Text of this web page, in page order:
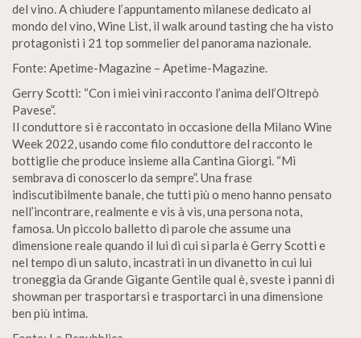
del vino. A chiudere l’appuntamento milanese dedicato al
mondo del vino, Wine List, il walk around tasting che ha visto
protagonisti i 21 top sommelier del panorama nazionale.
Fonte: Apetime-Magazine – Apetime-Magazine.
Gerry Scotti: “Con i miei vini racconto l’anima dell’Oltrepò
Pavese”.
Il conduttore si è raccontato in occasione della Milano Wine
Week 2022, usando come filo conduttore del racconto le
bottiglie che produce insieme alla Cantina Giorgi. “Mi
sembrava di conoscerlo da sempre”. Una frase
indiscutibilmente banale, che tutti più o meno hanno pensato
nell’incontrare, realmente e vis à vis, una persona nota,
famosa. Un piccolo balletto di parole che assume una
dimensione reale quando il lui di cui si parla è Gerry Scotti e
nel tempo di un saluto, incastrati in un divanetto in cui lui
troneggia da Grande Gigante Gentile qual è, sveste i panni di
showman per trasportarsi e trasportarci in una dimensione
ben più intima.